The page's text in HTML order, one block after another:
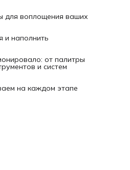
для воплощения ваших
и наполнить
от палитры
и систем
на каждом этапе